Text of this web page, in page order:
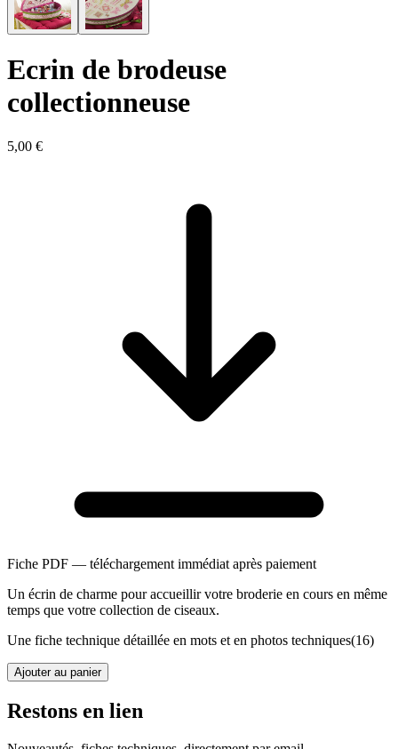
Ecrin de brodeuse
collectionneuse
5,00 €
Fiche PDF — téléchargement immédiat après paiement
Un écrin de charme pour accueillir votre broderie en cours en même
temps que votre collection de ciseaux.
Une fiche technique détaillée en mots et en photos techniques(16)
Ajouter au panier
Restons en lien